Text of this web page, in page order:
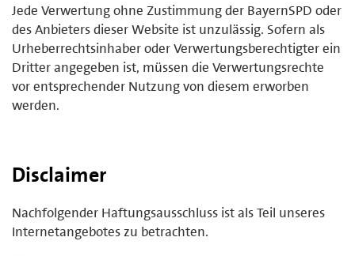
Jede Verwertung ohne Zustimmung der BayernSPD oder
des Anbieters dieser Website ist unzulässig. Sofern als
Urheberrechtsinhaber oder Verwertungsberechtigter ein
Dritter angegeben ist, müssen die Verwertungsrechte
vor entsprechender Nutzung von diesem erworben
werden.
Disclaimer
Nachfolgender Haftungsausschluss ist als Teil unseres
Internetangebotes zu betrachten.